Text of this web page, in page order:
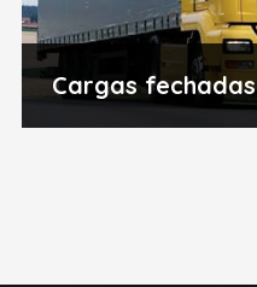
Cargas fechadas